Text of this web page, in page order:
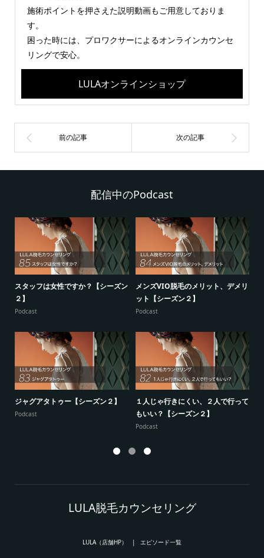
施術ポイントを押さえた説明動画もご用意しておりま
す。
困った時には、プロワクサーによるオンラインカウンセ
リングで安心。
LULAオンラインショップ
配信中のPodcast
スタッフは女性ですか？【シーズン
２】
Podcast
メンズVIO脱毛のメリット、デメリ
ット【シーズン２】
Podcast
ジャグアタトゥー【シーズン２】
Podcast
１人じゃ行きにくい、２人で行って
もいい？【シーズン２】
Podcast
LULA脱毛カウンセリング
LULA（店舗HP） エピソード一覧